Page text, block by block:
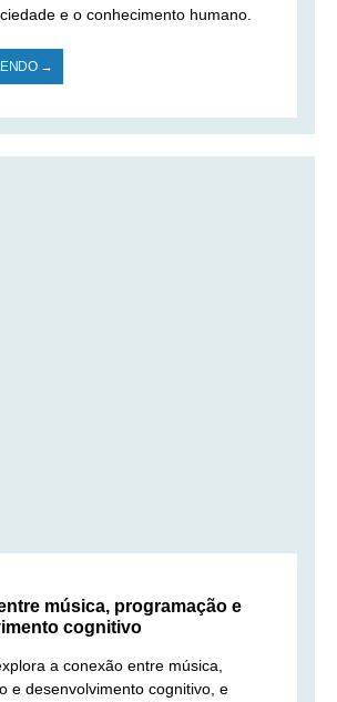
e o conhecimento humano.
→
música, programação e
cognitivo
a conexão entre música,
e desenvolvimento cognitivo, e